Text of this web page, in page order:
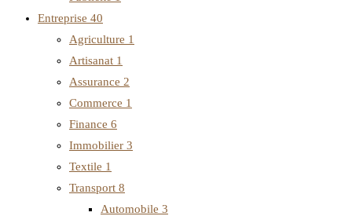
Entreprise 40
Agriculture 1
Artisanat 1
Assurance 2
Commerce 1
Finance 6
Immobilier 3
Textile 1
Transport 8
Automobile 3